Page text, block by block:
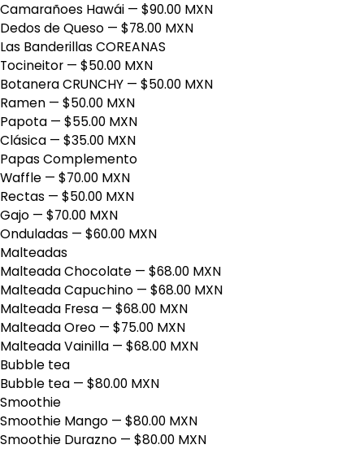
Camarañoes Hawái — $90.00 MXN
Dedos de Queso — $78.00 MXN
Las Banderillas COREANAS
Tocineitor — $50.00 MXN
Botanera CRUNCHY — $50.00 MXN
Ramen — $50.00 MXN
Papota — $55.00 MXN
Clásica — $35.00 MXN
Papas Complemento
Waffle — $70.00 MXN
Rectas — $50.00 MXN
Gajo — $70.00 MXN
Onduladas — $60.00 MXN
Malteadas
Malteada Chocolate — $68.00 MXN
Malteada Capuchino — $68.00 MXN
Malteada Fresa — $68.00 MXN
Malteada Oreo — $75.00 MXN
Malteada Vainilla — $68.00 MXN
Bubble tea
Bubble tea — $80.00 MXN
Smoothie
Smoothie Mango — $80.00 MXN
Smoothie Durazno — $80.00 MXN